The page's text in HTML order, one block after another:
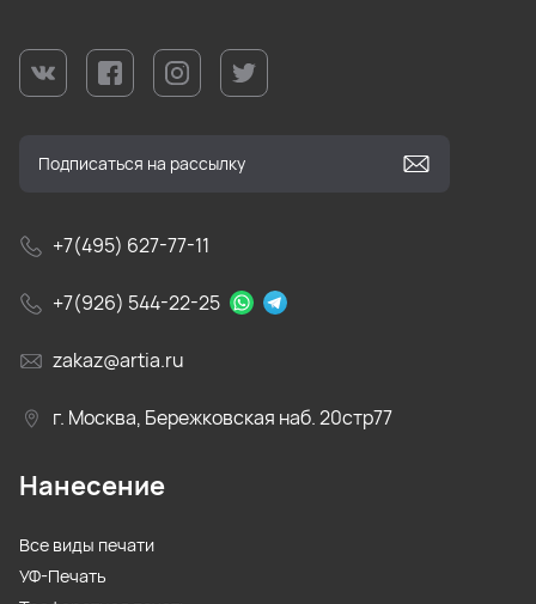
+7(495) 627-77-11
+7(926) 544-22-25
zakaz@artia.ru
г. Москва, Бережковская наб. 20стр77
Нанесение
Все виды печати
УФ-Печать